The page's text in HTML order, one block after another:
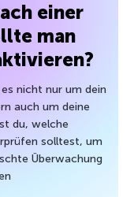
einer
man
nicht nur um dein
auch um deine
du, welche
solltest, um
Überwachung